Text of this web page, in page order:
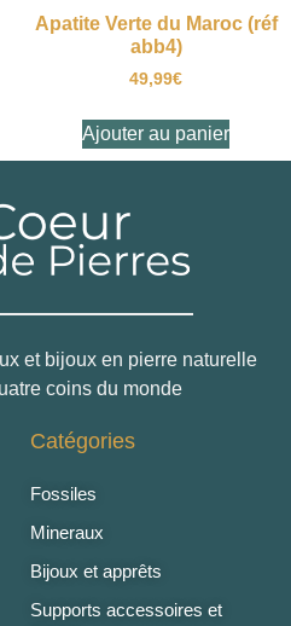
Apatite Verte du Maroc (réf
abb4)
49,99€
Ajouter au panier
et bijoux en pierre naturelle
coins du monde
Catégories
Fossiles
Mineraux
Bijoux et apprêts
Supports accessoires et